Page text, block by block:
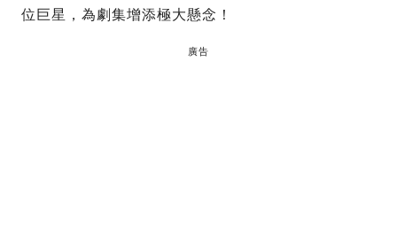
位巨星，為劇集增添極大懸念！
廣告